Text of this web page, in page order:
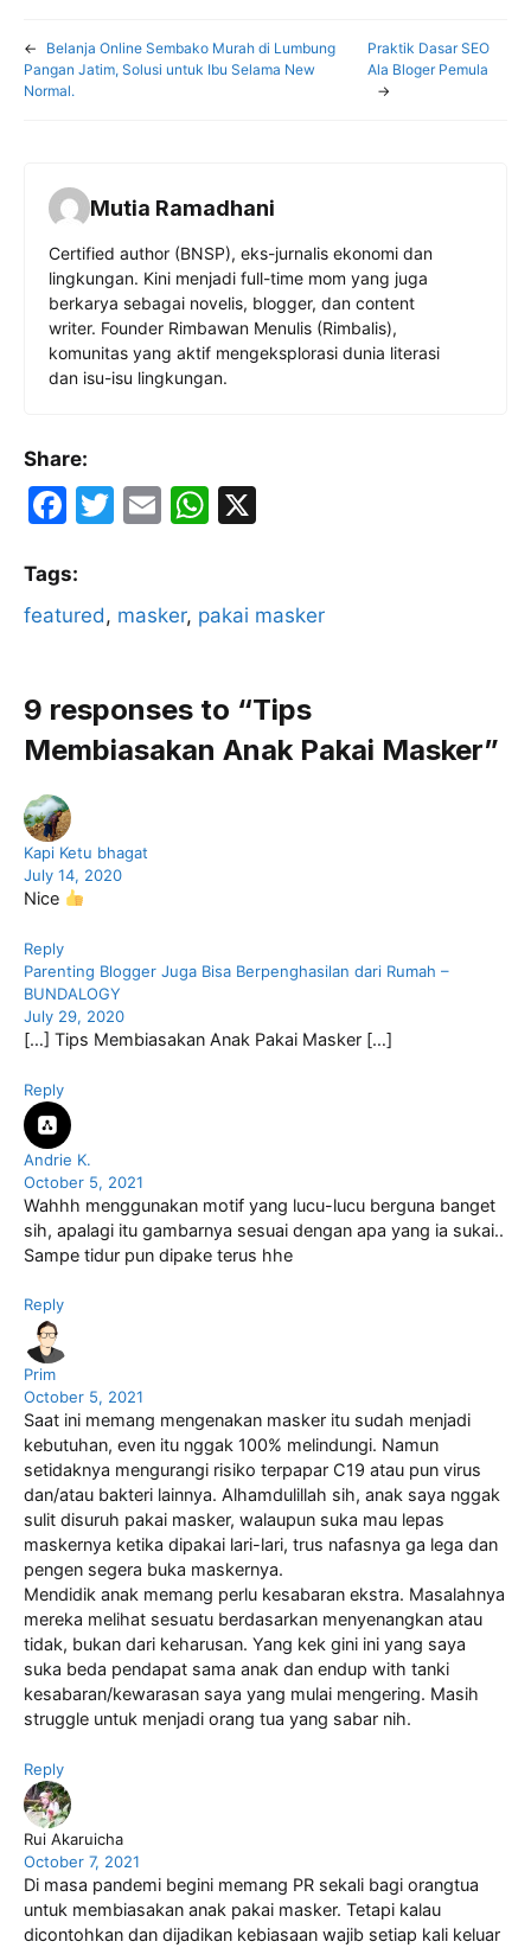
←
Belanja Online Sembako Murah di Lumbung
Pangan Jatim, Solusi untuk Ibu Selama New
Normal.
Praktik Dasar SEO
Ala Bloger Pemula
→
Mutia Ramadhani
Certified author (BNSP), eks-jurnalis ekonomi dan
lingkungan. Kini menjadi full-time mom yang juga
berkarya sebagai novelis, blogger, dan content
writer. Founder Rimbawan Menulis (Rimbalis),
komunitas yang aktif mengeksplorasi dunia literasi
dan isu-isu lingkungan.
Share:
F
c
e
o
o
k
T
er
E
l
W
s
p
p
Tags:
featured, masker, pakai masker
9 responses to “Tips
Membiasakan Anak Pakai Masker”
Kapi Ketu bhagat
July 14, 2020
Nice
Reply
Parenting Blogger Juga Bisa Berpenghasilan dari Rumah –
BUNDALOGY
July 29, 2020
[…] Tips Membiasakan Anak Pakai Masker […]
Reply
Andrie K.
October 5, 2021
Wahhh menggunakan motif yang lucu-lucu berguna banget
sih, apalagi itu gambarnya sesuai dengan apa yang ia sukai..
Sampe tidur pun dipake terus hhe
Reply
Prim
October 5, 2021
Saat ini memang mengenakan masker itu sudah menjadi
kebutuhan, even itu nggak 100% melindungi. Namun
setidaknya mengurangi risiko terpapar C19 atau pun virus
dan/atau bakteri lainnya. Alhamdulillah sih, anak saya nggak
sulit disuruh pakai masker, walaupun suka mau lepas
maskernya ketika dipakai lari-lari, trus nafasnya ga lega dan
pengen segera buka maskernya.
Mendidik anak memang perlu kesabaran ekstra. Masalahnya
mereka melihat sesuatu berdasarkan menyenangkan atau
tidak, bukan dari keharusan. Yang kek gini ini yang saya
suka beda pendapat sama anak dan endup with tanki
kesabaran/kewarasan saya yang mulai mengering. Masih
struggle untuk menjadi orang tua yang sabar nih.
Reply
Rui Akaruicha
October 7, 2021
Di masa pandemi begini memang PR sekali bagi orangtua
untuk membiasakan anak pakai masker. Tetapi kalau
dicontohkan dan dijadikan kebiasaan wajib setiap kali keluar